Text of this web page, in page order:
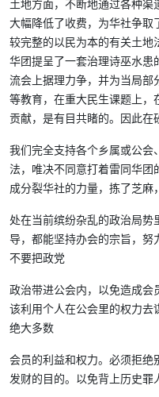
土地方面，不断地通过各种
大幅降低了收费，为华社争
较完整的以民为本的有关土
华团提呈了一套治理诗巫水患
流会上据理力争，并为当局
等教育，在重大民生课题上
贡献，是有目共睹的。因此在
我们完全支持各个乡属或公
法，唯决不同意打着雷同华
成分裂华社的力量，拣了芝麻
处在当前缤纷杂乱的政治局
导，都能坚持办会的宗旨，努
不要把政党
政治带进公会内，以免造成
该利用个人在公会里的权力去
绝大多数
会员的利益和权力。必须拒绝
发财的目的。以免背上历史罪